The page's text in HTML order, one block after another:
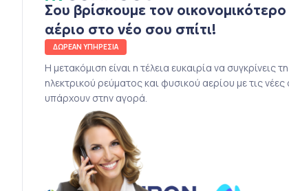
Σου βρίσκουμε τον
αέριο στο νέο σου σπίτι!
ΔΩΡΕΑΝ ΥΠΗΡΕΣΙΑ
Η μετακόμιση είναι η τέλεια ευκαιρία να συγκρίνεις
ηλεκτρικού ρεύματος και φυσικού αερίου με τις
υπάρχουν στην αγορά.